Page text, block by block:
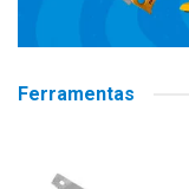
Ferramentas